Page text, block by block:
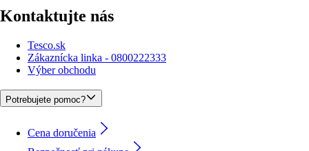
Kontaktujte nás
Tesco.sk
Zákaznícka linka - 0800222333
Výber obchodu
Potrebujete pomoc?
Cena doručenia